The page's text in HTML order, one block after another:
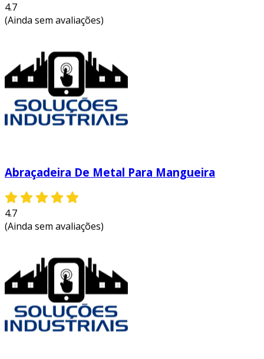
4.7
(Ainda sem avaliações)
Abraçadeira De Metal Para Mangueira
4.7
(Ainda sem avaliações)